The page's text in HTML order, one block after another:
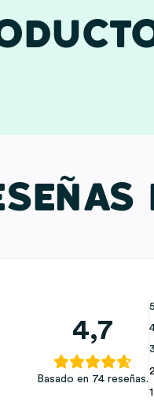
4,7
Basado en 74 reseñas.
5
3
2
1